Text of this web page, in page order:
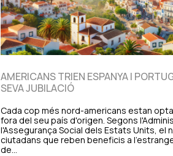
AMERICANS TRIEN ESPANYA I
SEVA JUBILACIÓ
Cada cop més nord-americans estan
fora del seu país d'origen. Segons
l'Assegurança Social dels Estats Units, el
ciutadans que reben beneficis a
de…